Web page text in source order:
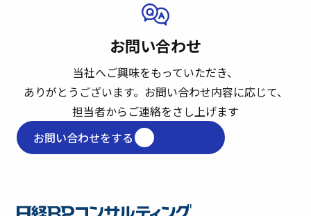
お問い合わせ
当社へご興味をもっていただき、
ありがとうございます。 お問い合わせ内容に応じて、
担当者からご連絡をさし上げます
お問い合わせをする